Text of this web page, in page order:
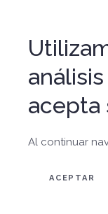
acepta
Al continuar
ACEPTAR